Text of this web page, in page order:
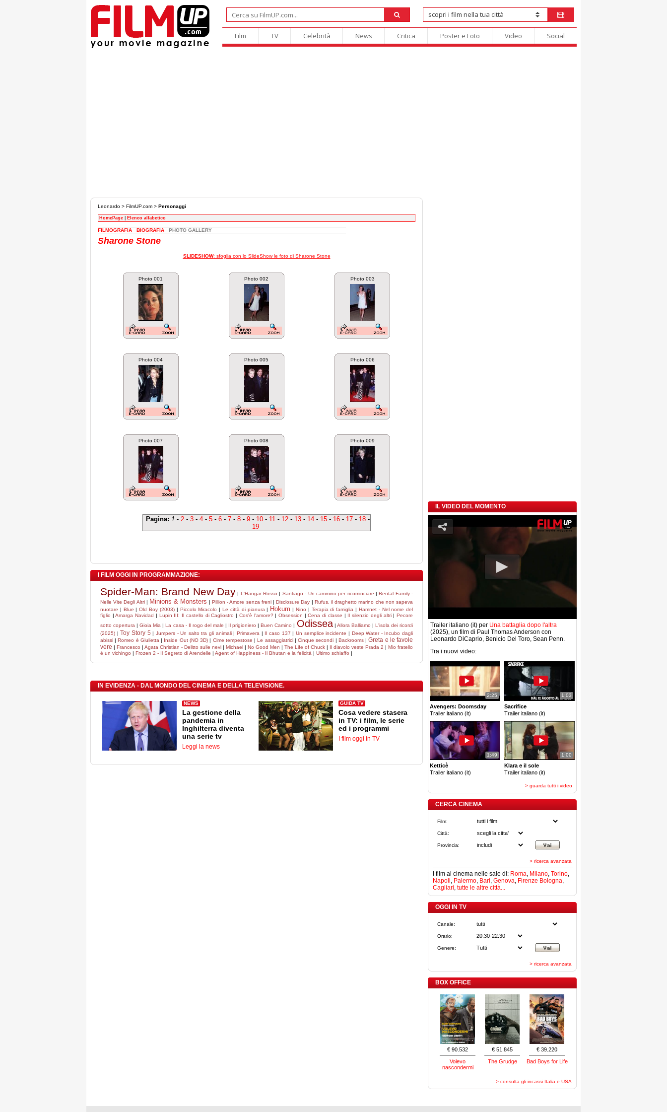
Film TV Celebrità News Critica Poster e Foto Video Social
Leonardo > FilmUP.com > Personaggi
HomePage Elenco alfabetico
FILMOGRAFIA BIOGRAFIA PHOTO GALLERY
Sharone Stone
SLIDESHOW: sfoglia con lo SlideShow le foto di Sharone Stone
Photo 001 Photo 002 Photo 003
Photo 004 Photo 005 Photo 006
Photo 007 Photo 008 Photo 009
Pagina: 1 - 2- 3- 4- 5- 6- 7- 8- 9- 10- 11- 12- 13- 14- 15- 16- 17- 18-
19
I FILM OGGI IN PROGRAMMAZIONE:
Spider-Man: Brand New Day | L'Hangar Rosso | Santiago - Un cammino per ricominciare |Rental Family -
Nelle Vite Degli Altri| Minions & Monsters | Pillion - Amore senza freni|Disclosure Day | Rufus, il draghetto marino che non sapeva
nuotare | Blue |Old Boy (2003)| Piccolo Miracolo |Le città di pianura | Hokum | Nino | Terapia di famiglia | Hamnet - Nel nome del
figlio |Amarga Navidad | Lupin III: Il castello di Cagliostro | Cos'è l'amore? | Obsession |Cena di classe | Il silenzio degli altri|Pecore
sotto copertura |Gioia Mia |La casa - Il rogo del male | Il prigioniero |Buen Camino | Odissea| Allora Balliamo | L'isola dei ricordi
(2025) | Toy Story 5 | Jumpers - Un salto tra gli animali|Primavera | Il caso 137 | Un semplice incidente | Deep Water - Incubo dagli
abissi |Romeo è Giulietta | Inside Out (NO 3D) | Cime tempestose |Le assaggiatrici|Cinque secondi | Backrooms|Greta e le favole
vere | Francesco | Agata Christian - Delitto sulle nevi | Michael | No Good Men | The Life of Chuck | Il diavolo veste Prada 2 | Mio fratello
è un vichingo | Frozen 2 - Il Segreto di Arendelle | Agent of Happiness - Il Bhutan e la felicità | Ultimo schiaffo |
IN EVIDENZA - DAL MONDO DEL CINEMA E DELLA TELEVISIONE.
NEWS
La gestione della
pandemia in
Inghilterra diventa
una serie tv
Leggi la news
GUIDA TV
Cosa vedere stasera
in TV: i film, le serie
ed i programmi
I film oggi in TV
IL VIDEO DEL MOMENTO
Trailer italiano (it) per Una battaglia dopo l'altra
(2025), un film di Paul Thomas Anderson con
Leonardo DiCaprio, Benicio Del Toro, Sean Penn.
Tra i nuovi video:
2:25
Avengers: Doomsday
Trailer italiano (it)
1:03
Sacrifice
Trailer italiano (it)
1:49
Ketticè
Trailer italiano (it)
1:00
Klara e il sole
Trailer italiano (it)
> guarda tutti i video
CERCA CINEMA
Film:
Città:
Provincia:
> ricerca avanzata
I film al cinema nelle sale di: Roma, Milano, Torino,
Napoli, Palermo, Bari, Genova, Firenze Bologna,
Cagliari, tutte le altre città...
OGGI IN TV
Canale:
Orario:
Genere:
> ricerca avanzata
BOX OFFICE
€ 90.532
Volevo
nascondermi
€ 51.845
The Grudge
€ 39.220
Bad Boys for Life
> consulta gli incassi Italia e USA